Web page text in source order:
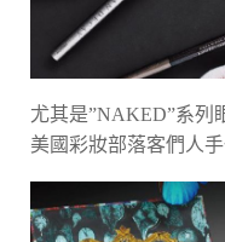
尤其是”NAKED”系列
美國彩妝部落客們人